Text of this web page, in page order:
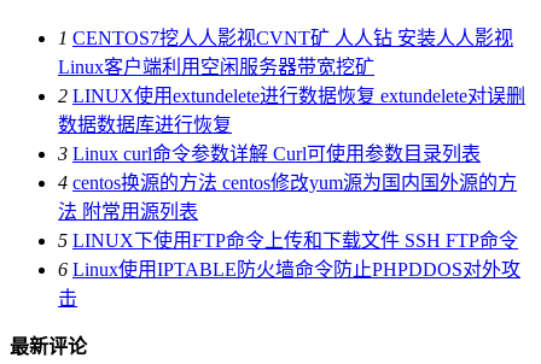
1 CENTOS7挖人人影视CVNT矿 人人钻 安装人人影视
Linux客户端利用空闲服务器带宽挖矿
2 LINUX使用extundelete进行数据恢复 extundelete对误删
数据数据库进行恢复
3 Linux curl命令参数详解 Curl可使用参数目录列表
4 centos换源的方法 centos修改yum源为国内国外源的方
法 附常用源列表
5 LINUX下使用FTP命令上传和下载文件 SSH FTP命令
6 Linux使用IPTABLE防火墙命令防止PHPDDOS对外攻
击
最新评论